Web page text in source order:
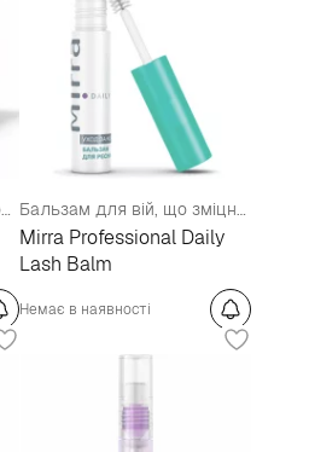
Сироватка-ліфтинг для контуру очей "Алое Віра" Бальзам для вій, що зміцнює комплекс
Mirra Professional Daily
Lash Balm
Немає в наявності